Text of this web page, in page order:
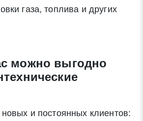
газа, топлива и других
можно выгодно
и постоянных клиентов: